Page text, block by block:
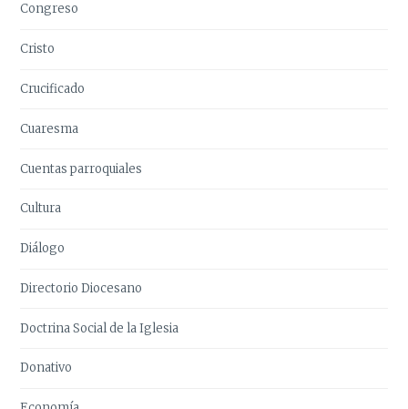
Congreso
Cristo
Crucificado
Cuaresma
Cuentas parroquiales
Cultura
Diálogo
Directorio Diocesano
Doctrina Social de la Iglesia
Donativo